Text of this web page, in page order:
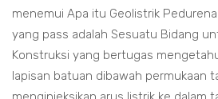
menemui Apa itu Geolistrik
yang pass adalah Sesuatu Bidang
Konstruksi yang bertugas
lapisan batuan dibawah permukaan